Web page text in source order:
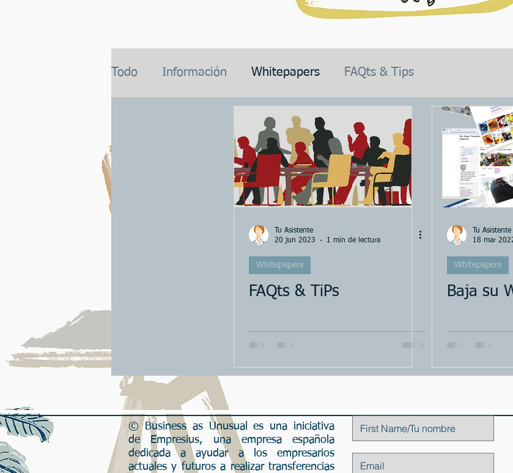
Todo Información Whitepapers FAQts & Tips
Promoción Valoración Textos
Data Room Entrenamiento El Banquero
Grandes Oportunidades El Estadístico
Tu Asistente
20 jun 2023
1 min de lectura
Whitepapers
FAQts & TiPs
Tu Asistente
18 mar
Whitepapers
Baja su
Contáctenos
© Business as Unusual es una iniciativa
de Empresius, una empresa española
dedicada a ayudar a los empresarios
actuales y futuros a realizar transferencias